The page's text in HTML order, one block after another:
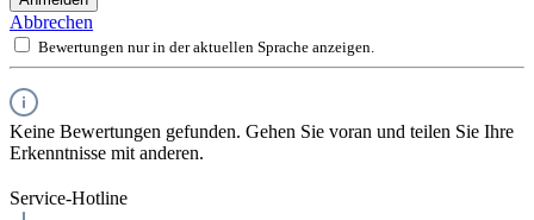
Abbrechen
Bewertungen nur in der aktuellen Sprache anzeigen.
Keine Bewertungen gefunden. Gehen Sie voran und teilen Sie Ihre
Erkenntnisse mit anderen.
Service-Hotline